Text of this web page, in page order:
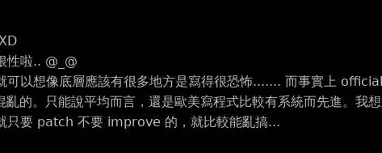
性啦.. @_@
可以想像底層應該有很多地方是寫得很恐怖....... 而事實上
的。只能說平均而言，還是歐美寫程式比較有系統而先進。我
只要 patch 不要 improve 的，就比較能亂搞...